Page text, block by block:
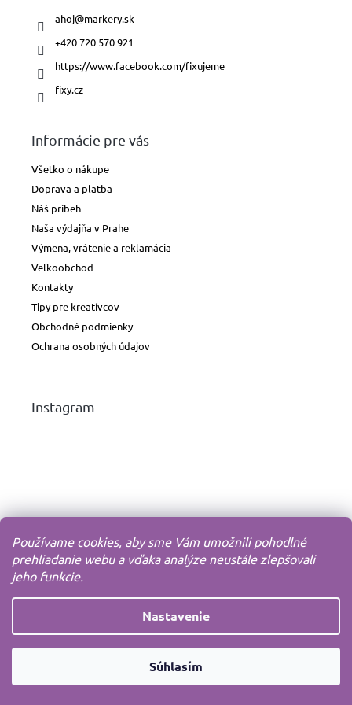
Používame cookies, aby sme Vám umožnili pohodlné
prehliadanie webu a vďaka analýze neustále zlepšovali
jeho funkcie.
Nastavenie
Súhlasím
ahoj@markery.sk
+420 720 570 921
https://www.facebook.com/fixujeme
fixy.cz
Informácie pre vás
Všetko o nákupe
Doprava a platba
Náš príbeh
Naša výdajňa v Prahe
Výmena, vrátenie a reklamácia
Veľkoobchod
Kontakty
Tipy pre kreatívcov
Obchodné podmienky
Ochrana osobných údajov
Instagram